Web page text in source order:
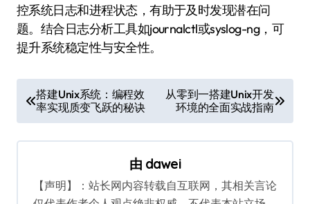
控系统日志和进程状态，有助于及时发现潜在问
题。结合日志分析工具如journalctl或syslog-ng，可
提升系统稳定性与安全性。
章
导
搭建Unix系统：编程效
率实现质变飞跃的秘诀
从零到一搭建Unix开发
环境的全面实战指南
由 dawei
【声明】：站长网内容转载自互联网，其相关言论